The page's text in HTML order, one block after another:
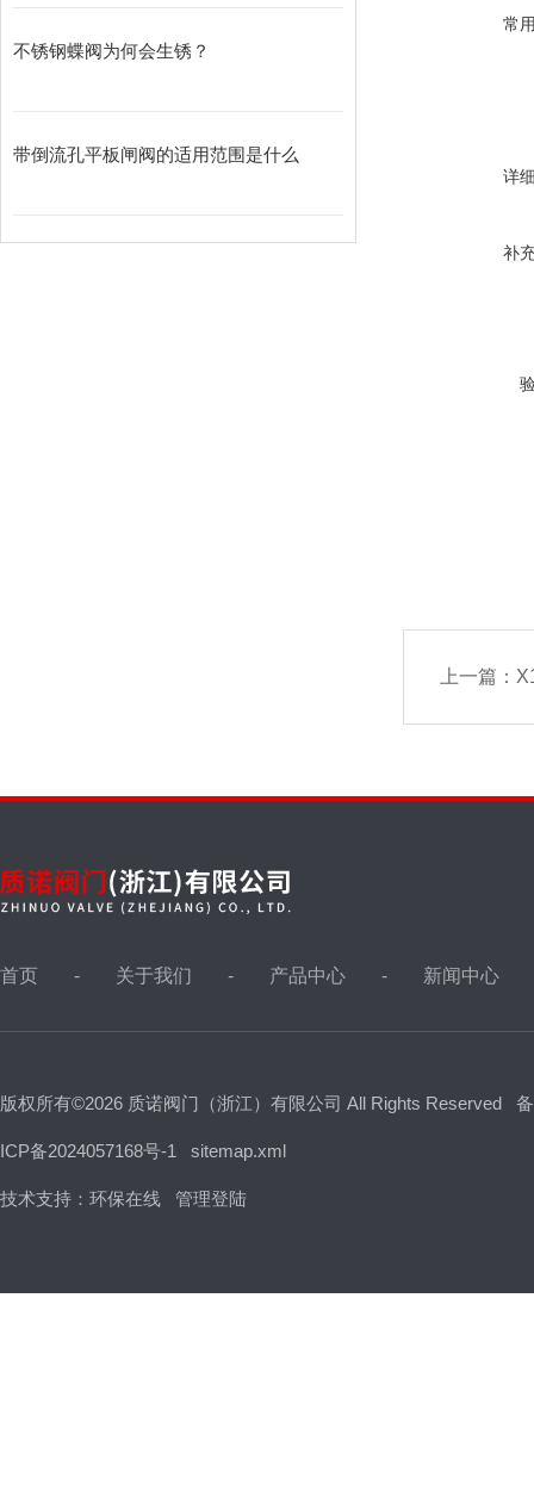
不锈钢蝶阀为何会生锈？
带倒流孔平板闸阀的适用范围是什么
常
详
补
上一篇：
首页 关于我们 产品中心 新闻中心
版权所有©2026 质诺阀门（浙江）有限公司 All Rights Reserved
ICP备2024057168号-1 sitemap.xml
技术支持： 环保在线 管理登陆